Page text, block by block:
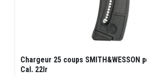
Chargeur 25 coups SMITH&WESSON
Cal. 22lr